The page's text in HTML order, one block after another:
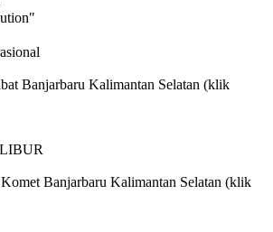
Banjarbaru Kalimantan Selatan (klik
Banjarbaru Kalimantan Selatan (klik